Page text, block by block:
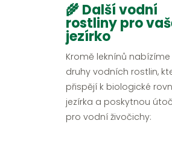
🌾 Další vodní
rostliny pro
jezírko
Kromě leknínů
druhy vodních rostlin,
přispějí k biologické
jezírka a poskytnou
pro vodní živočichy: